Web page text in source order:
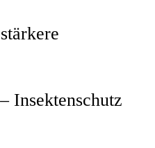
Insektenschutz